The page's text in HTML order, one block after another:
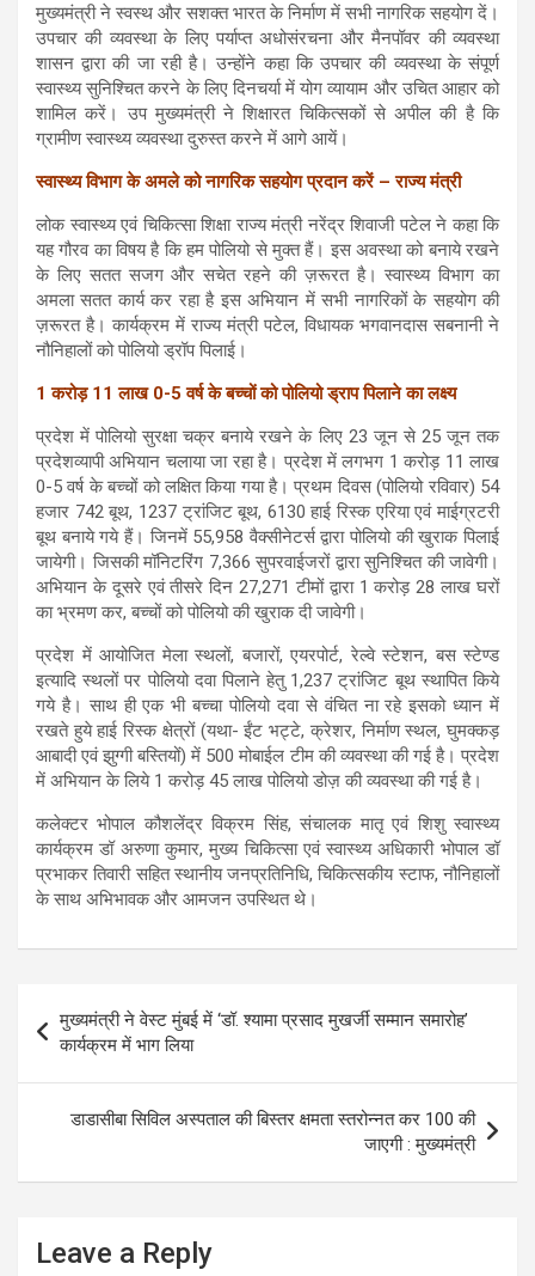
मुख्यमंत्री ने स्वस्थ और सशक्त भारत के निर्माण में सभी नागरिक सहयोग दें।
उपचार की व्यवस्था के लिए पर्याप्त अधोसंरचना और मैनपॉवर की व्यवस्था
शासन द्वारा की जा रही है। उन्होंने कहा कि उपचार की व्यवस्था के संपूर्ण
स्वास्थ्य सुनिश्चित करने के लिए दिनचर्या में योग व्यायाम और उचित आहार को
शामिल करें। उप मुख्यमंत्री ने शिक्षारत चिकित्सकों से अपील की है कि
ग्रामीण स्वास्थ्य व्यवस्था दुरुस्त करने में आगे आयें।
स्वास्थ्य विभाग के अमले को नागरिक सहयोग प्रदान करें – राज्य मंत्री
लोक स्वास्थ्य एवं चिकित्सा शिक्षा राज्य मंत्री नरेंद्र शिवाजी पटेल ने कहा कि
यह गौरव का विषय है कि हम पोलियो से मुक्त हैं। इस अवस्था को बनाये रखने
के लिए सतत सजग और सचेत रहने की ज़रूरत है। स्वास्थ्य विभाग का
अमला सतत कार्य कर रहा है इस अभियान में सभी नागरिकों के सहयोग की
ज़रूरत है। कार्यक्रम में राज्य मंत्री पटेल, विधायक भगवानदास सबनानी ने
नौनिहालों को पोलियो ड्रॉप पिलाई।
1 करोड़ 11 लाख 0-5 वर्ष के बच्चों को पोलियो ड्राप पिलाने का लक्ष्य
प्रदेश में पोलियो सुरक्षा चक्र बनाये रखने के लिए 23 जून से 25 जून तक
प्रदेशव्यापी अभियान चलाया जा रहा है। प्रदेश में लगभग 1 करोड़ 11 लाख
0-5 वर्ष के बच्चों को लक्षित किया गया है। प्रथम दिवस (पोलियो रविवार) 54
हजार 742 बूथ, 1237 ट्रांजिट बूथ, 6130 हाई रिस्क एरिया एवं माईग्रटरी
बूथ बनाये गये हैं। जिनमें 55,958 वैक्सीनेटर्स द्वारा पोलियो की खुराक पिलाई
जायेगी। जिसकी मॉनिटरिंग 7,366 सुपरवाईजरों द्वारा सुनिश्चित की जावेगी।
अभियान के दूसरे एवं तीसरे दिन 27,271 टीमों द्वारा 1 करोड़ 28 लाख घरों
का भ्रमण कर, बच्चों को पोलियो की खुराक दी जावेगी।
प्रदेश में आयोजित मेला स्थलों, बजारों, एयरपोर्ट, रेल्वे स्टेशन, बस स्टेण्ड
इत्यादि स्थलों पर पोलियो दवा पिलाने हेतु 1,237 ट्रांजिट बूथ स्थापित किये
गये है। साथ ही एक भी बच्चा पोलियो दवा से वंचित ना रहे इसको ध्यान में
रखते हुये हाई रिस्क क्षेत्रों (यथा- ईंट भट्टे, क्रेशर, निर्माण स्थल, घुमक्कड़
आबादी एवं झुग्गी बस्तियों) में 500 मोबाईल टीम की व्यवस्था की गई है। प्रदेश
में अभियान के लिये 1 करोड़ 45 लाख पोलियो डोज़ की व्यवस्था की गई है।
कलेक्टर भोपाल कौशलेंद्र विक्रम सिंह, संचालक मातृ एवं शिशु स्वास्थ्य
कार्यक्रम डॉ अरुणा कुमार, मुख्य चिकित्सा एवं स्वास्थ्य अधिकारी भोपाल डॉ
प्रभाकर तिवारी सहित स्थानीय जनप्रतिनिधि, चिकित्सकीय स्टाफ, नौनिहालों
के साथ अभिभावक और आमजन उपस्थित थे।
navigation
मुख्यमंत्री ने वेस्ट मुंबई में ‘डॉ. श्यामा प्रसाद मुखर्जी सम्मान समारोह’
कार्यक्रम में भाग लिया
डाडासीबा सिविल अस्पताल की बिस्तर क्षमता स्तरोन्नत कर 100 की
जाएगी : मुख्यमंत्री
Leave a Reply